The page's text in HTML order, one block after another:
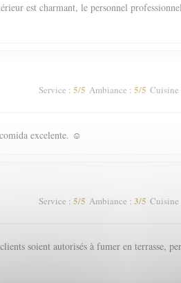
est charmant, le personnel
Service : 5/5 Ambiance : 5/5 Cuisine
excelente. ☺️
Service : 5/5 Ambiance : 3/5 Cuisine
soient autorisés à fumer en terrasse,